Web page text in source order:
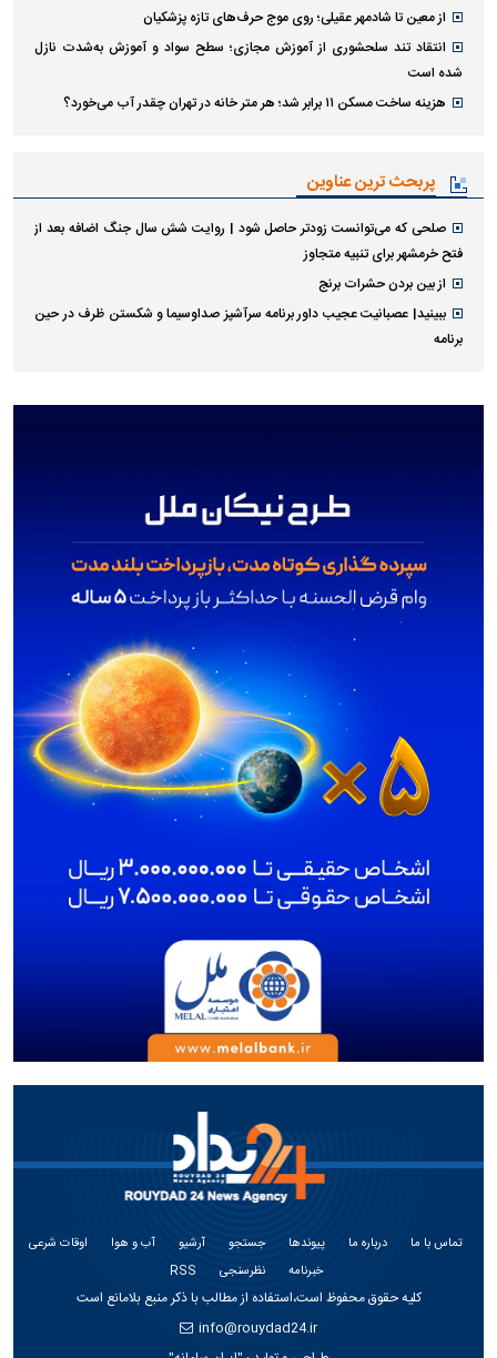
از معین تا شادمهر عقیلی؛ روی موج حرف‌های تازه پزشکیان
انتقاد تند سلحشوری از آموزش مجازی؛ سطح سواد و آموزش به‌شدت نازل
شده است
هزینه ساخت مسکن ۱۱ برابر شد؛ هر متر خانه در تهران چقدر آب می‌خورد؟
پربحث ترین عناوین
صلحی که می‌توانست زودتر حاصل شود | روایت شش سال جنگ اضافه بعد از
فتح خرمشهر برای تنبیه متجاوز
از بین بردن حشرات برنج
ببینید| عصبانیت عجیب داور برنامه سرآشپز صداوسیما و شکستن ظرف در حین
برنامه
تماس با ما درباره ما پیوندها جستجو آرشیو آب و هوا
اوقات شرعی
خبرنامه
نظرسنجی RSS
کلیه حقوق محفوظ است،استفاده از مطالب با ذکر منبع بلامانع است
info@rouydad24.ir